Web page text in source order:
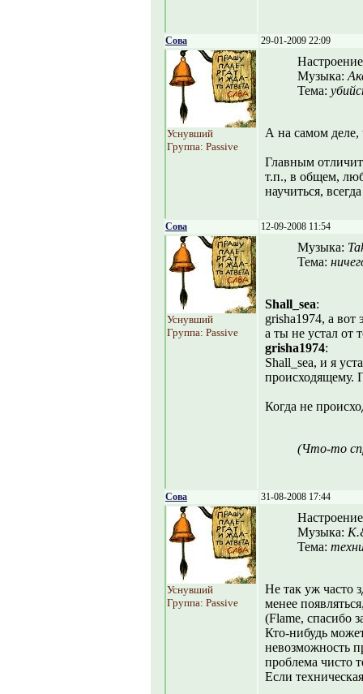
Сова 29-01-2009 22:09
Уснувший
Группа: Passive
Музыка:
Тема:
А на самом деле,
Главным
т.п., в общем,
научиться,
Сова 12-09-2008 11:54
Уснувший
Группа: Passive
Музыка:
Тема:
Shall_sea:
grisha1974, а вот
а ты не устал от
grisha1974:
Shall_sea, и я
происходящему.
Когда не
(Что-то
Сова 31-08-2008 17:44
Уснувший
Группа: Passive
Музыка:
Тема:
Не так уж часто
менее
(Flame, спасибо
Кто-нибудь
невозможность
проблема чисто
Если